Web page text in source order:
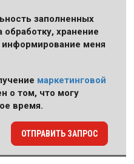
заполненных
хранение
информирование меня
маркетинговой
о том, что могу
время.
ОТПРАВИТЬ ЗАПРОС